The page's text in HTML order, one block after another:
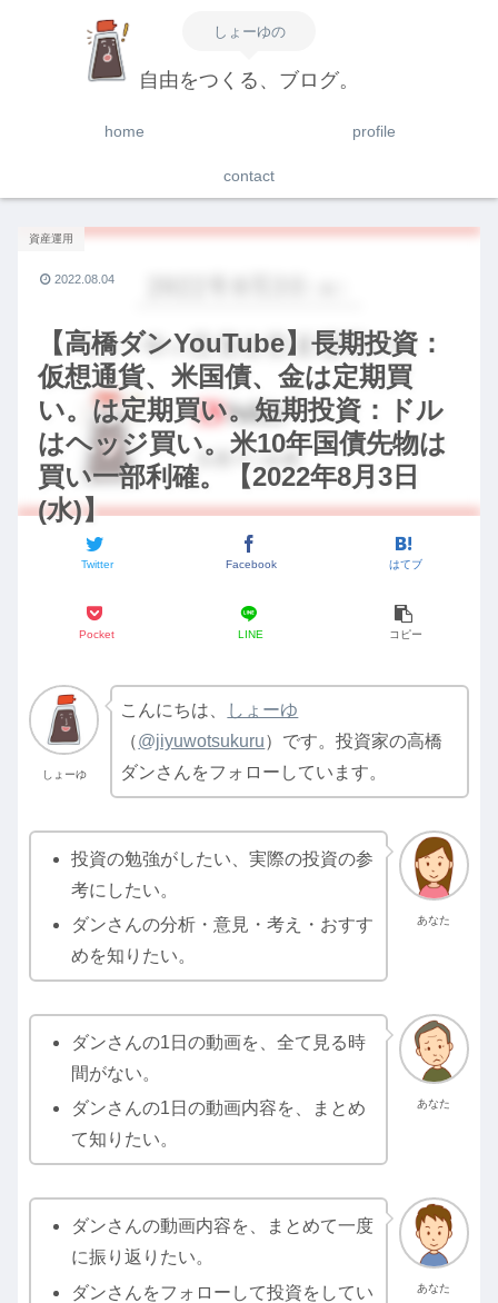
しょーゆの
自由をつくる、ブログ。
home profile
contact
【高橋ダンYouTube】長期投資：
仮想通貨、米国債、金は定期買
い。は定期買い。短期投資：ドル
はヘッジ買い。米10年国債先物は
買い一部利確。【2022年8月3日
(水)】
資産運用
Twitter Facebook はてブ
Pocket LINE コピー
2022.08.04
しょーゆ
こんにちは、
しょーゆ
（@jiyuwotsukuru）です。投資家の高橋
ダンさんをフォローしています。
あなた
投資の勉強がしたい、実際の投資の参
考にしたい。
ダンさんの分析・意見・考え・おすす
めを知りたい。
あなた
ダンさんの1日の動画を、全て見る時
間がない。
ダンさんの1日の動画内容を、まとめ
て知りたい。
あなた
ダンさんの動画内容を、まとめて一度
に振り返りたい。
ダンさんをフォローして投資をしてい